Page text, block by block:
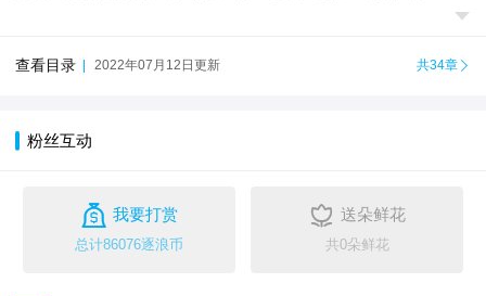

查看目录 2022年07月12日更新 共34章 
粉丝互动
 我要打赏
总计86076逐浪币
 送朵鲜花
共0朵鲜花